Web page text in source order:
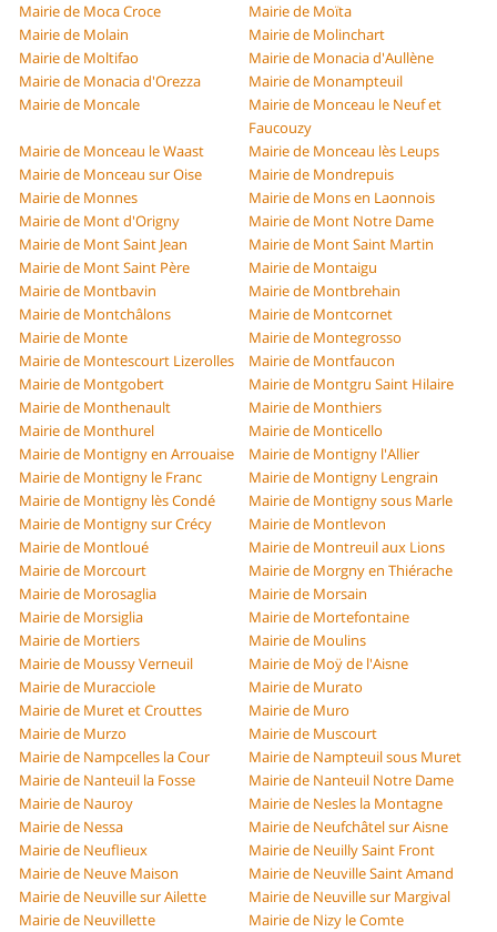
Mairie de Moca Croce
Mairie de Moïta
Mairie de Molain
Mairie de Molinchart
Mairie de Moltifao
Mairie de Monacia d'Aullène
Mairie de Monacia d'Orezza
Mairie de Monampteuil
Mairie de Moncale
Mairie de Monceau le Neuf et
Faucouzy
Mairie de Monceau le Waast
Mairie de Monceau lès Leups
Mairie de Monceau sur Oise
Mairie de Mondrepuis
Mairie de Monnes
Mairie de Mons en Laonnois
Mairie de Mont d'Origny
Mairie de Mont Notre Dame
Mairie de Mont Saint Jean
Mairie de Mont Saint Martin
Mairie de Mont Saint Père
Mairie de Montaigu
Mairie de Montbavin
Mairie de Montbrehain
Mairie de Montchâlons
Mairie de Montcornet
Mairie de Monte
Mairie de Montegrosso
Mairie de Montescourt Lizerolles
Mairie de Montfaucon
Mairie de Montgobert
Mairie de Montgru Saint Hilaire
Mairie de Monthenault
Mairie de Monthiers
Mairie de Monthurel
Mairie de Monticello
Mairie de Montigny en Arrouaise
Mairie de Montigny l'Allier
Mairie de Montigny le Franc
Mairie de Montigny Lengrain
Mairie de Montigny lès Condé
Mairie de Montigny sous Marle
Mairie de Montigny sur Crécy
Mairie de Montlevon
Mairie de Montloué
Mairie de Montreuil aux Lions
Mairie de Morcourt
Mairie de Morgny en Thiérache
Mairie de Morosaglia
Mairie de Morsain
Mairie de Morsiglia
Mairie de Mortefontaine
Mairie de Mortiers
Mairie de Moulins
Mairie de Moussy Verneuil
Mairie de Moÿ de l'Aisne
Mairie de Muracciole
Mairie de Murato
Mairie de Muret et Crouttes
Mairie de Muro
Mairie de Murzo
Mairie de Muscourt
Mairie de Nampcelles la Cour
Mairie de Nampteuil sous Muret
Mairie de Nanteuil la Fosse
Mairie de Nanteuil Notre Dame
Mairie de Nauroy
Mairie de Nesles la Montagne
Mairie de Nessa
Mairie de Neufchâtel sur Aisne
Mairie de Neuflieux
Mairie de Neuilly Saint Front
Mairie de Neuve Maison
Mairie de Neuville Saint Amand
Mairie de Neuville sur Ailette
Mairie de Neuville sur Margival
Mairie de Neuvillette
Mairie de Nizy le Comte